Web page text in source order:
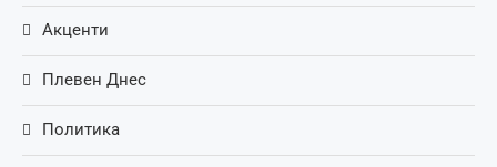
Акценти
Плевен Днес
Политика